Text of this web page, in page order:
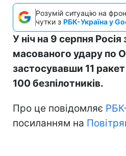
Розумій ситуацію на
чутки з РБК-Україна у
У ніч на 9 серпня Росія
масованого удару по
застосувавши 11 ракет
100 безпілотників.
Про це повідомляє
посиланням на